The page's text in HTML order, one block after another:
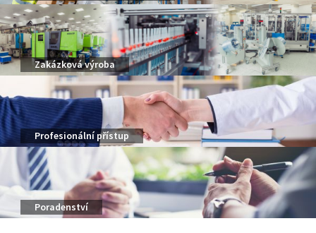
Zakázková výroba
Profesionální přístup
Poradenství